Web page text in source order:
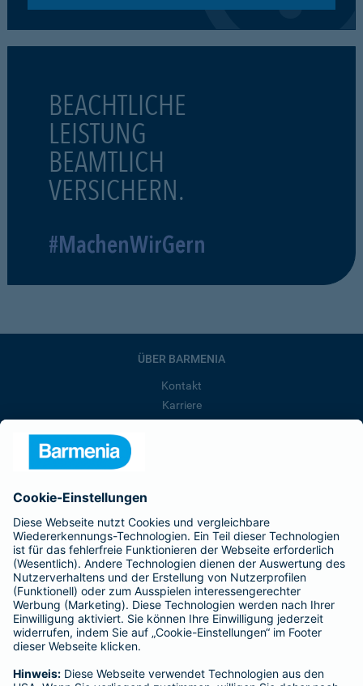
BEACHTLICHE
LEISTUNG
BEAMTLICH
VERSICHERN.
#MachenWirGern
ÜBER BARMENIA
Kontakt
Karriere
Barmenia ist Teil der BarmeniaGothaer
BELIEBTE SEITEN
Kranken-Zusatzversicherung
Tierversicherungen
Haftpflichtversicherung
Hausratversicherung